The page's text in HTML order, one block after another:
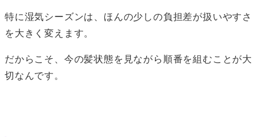
特に湿気シーズンは、ほんの少しの負担差が扱いやすさ
を大きく変えます。
だからこそ、今の髪状態を見ながら順番を組むことが大
切なんです。